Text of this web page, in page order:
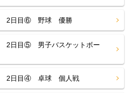
2日目⑥ 野球 優勝
2日目⑤ 男子バスケットボー
2日目④ 卓球 個人戦